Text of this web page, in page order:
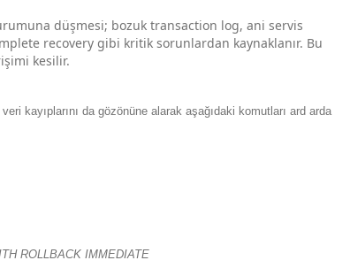
düşmesi; bozuk transaction log, ani servis
recovery gibi kritik sorunlardan kaynaklanır. Bu
kesilir.
kayıplarını da gözönüne alarak aşağıdaki komutları ard arda
ROLLBACK IMMEDIATE